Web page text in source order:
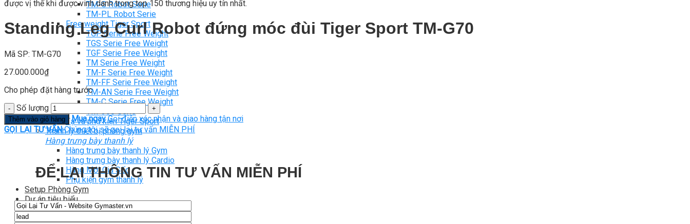
TM-G Robot Serie
TM-PL Robot Serie
Free weight Tiger Sport
TGP Serie Free Weight
TGS Serie Free Weight
TGF Serie Free Weight
TM Serie Free Weight
TM-F Serie Free Weight
TM-FF Serie Free Weight
TM-AN Serie Free Weight
TM-C Serie Free Weight
TM-360 Serie
Tạ và phụ kiện Tiger Sport
Thanh lý thiết bị phòng gym
Hàng trưng bày thanh lý
Hàng trưng bày thanh lý Gym
Hàng trưng bày thanh lý Cardio
Hàng Mới Giá Sốc
Phụ kiện gym thanh lý
Setup Phòng Gym
Dự án tiêu biểu
Tuyển Cộng Tác Viên
Blog
được vị thế khi được vinh danh trong top 150 thương hiệu uy tín nhất.
Standing Leg Curl Robot đứng móc đùi Tiger Sport TM-G70
Mã SP: TM-G70
27.000.000₫
Cho phép đặt hàng trước
Số lượng
Thêm vào giỏ hàng Mua ngay Gọi điện xác nhận và giao hàng tận nơi
GỌI LẠI TƯ VẤN Chúng tôi sẽ gọi lại tư vấn MIỄN PHÍ
ĐỂ LẠI THÔNG TIN TƯ VẤN MIỄN PHÍ